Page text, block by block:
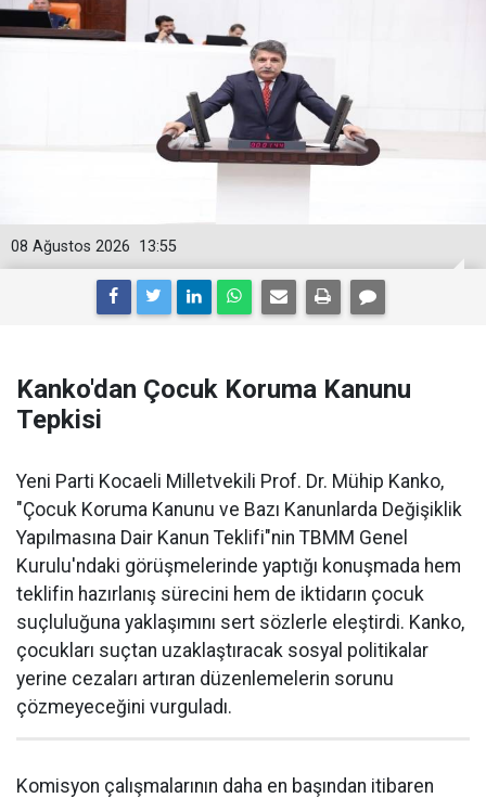
13:55
08 Ağustos 2026
Kanko'dan Çocuk Koruma Kanunu
Tepkisi
Yeni Parti Kocaeli Milletvekili Prof. Dr. Mühip Kanko,
"Çocuk Koruma Kanunu ve Bazı Kanunlarda Değişiklik
Yapılmasına Dair Kanun Teklifi"nin TBMM Genel
Kurulu'ndaki görüşmelerinde yaptığı konuşmada hem
teklifin hazırlanış sürecini hem de iktidarın çocuk
suçluluğuna yaklaşımını sert sözlerle eleştirdi. Kanko,
çocukları suçtan uzaklaştıracak sosyal politikalar
yerine cezaları artıran düzenlemelerin sorunu
çözmeyeceğini vurguladı.
Komisyon çalışmalarının daha en başından itibaren